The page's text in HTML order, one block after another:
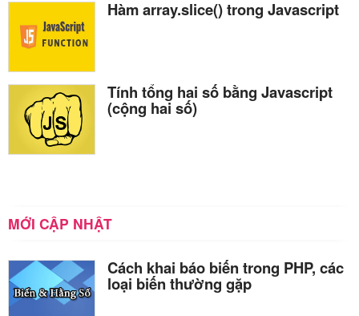
Hàm array.slice() trong Javascript
Tính tổng hai số bằng Javascript
(cộng hai số)
MỚI CẬP NHẬT
Cách khai báo biến trong PHP, các
loại biến thường gặp